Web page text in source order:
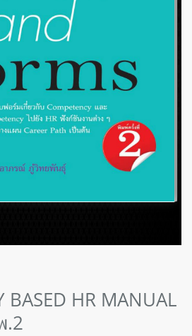
BASED HR MANUAL
.2